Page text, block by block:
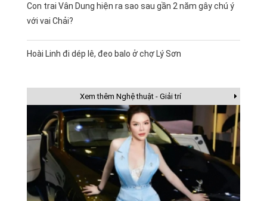
Con trai Vân Dung hiện ra sao sau gần 2 năm gây chú ý
với vai Chải?
Hoài Linh đi dép lê, đeo balo ở chợ Lý Sơn
Xem thêm Nghệ thuật - Giải trí